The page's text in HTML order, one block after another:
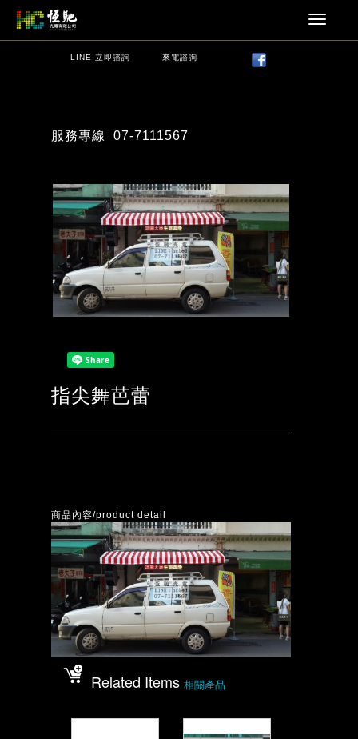
LINE 立即諮詢 來電諮詢
服務專線 07-7111567
指尖舞芭蕾
商品內容/product detail
Related Items 相關產品